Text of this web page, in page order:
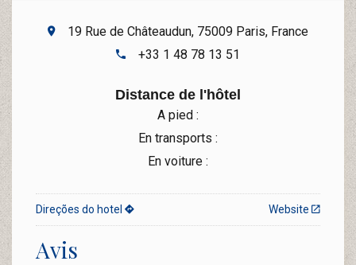
19 Rue de Châteaudun, 75009 Paris, France
+33 1 48 78 13 51
Distance de l'hôtel
A pied :
En transports :
En voiture :
Website
Direções do hotel
Avis